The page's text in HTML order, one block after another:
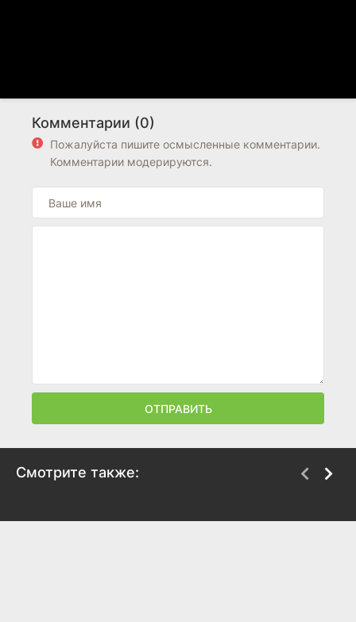
Комментарии (0)
Пожалуйста пишите осмысленные комментарии.
Комментарии модерируются.
ОТПРАВИТЬ
Смотрите также: